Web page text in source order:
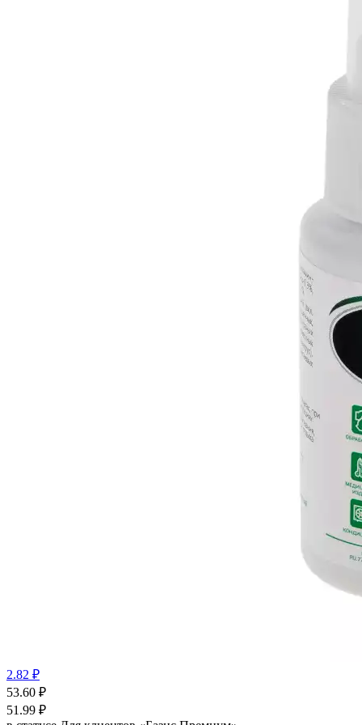
2.82 ₽
53.60 ₽
51.99 ₽